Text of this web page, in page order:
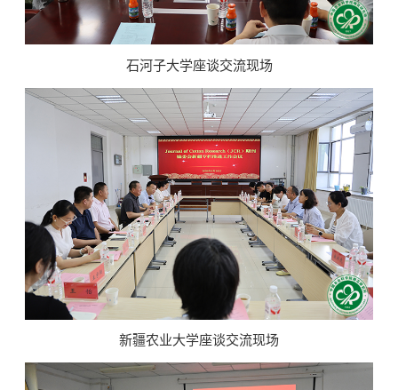
石河子大学座谈交流现场
新疆农业大学座谈交流现场